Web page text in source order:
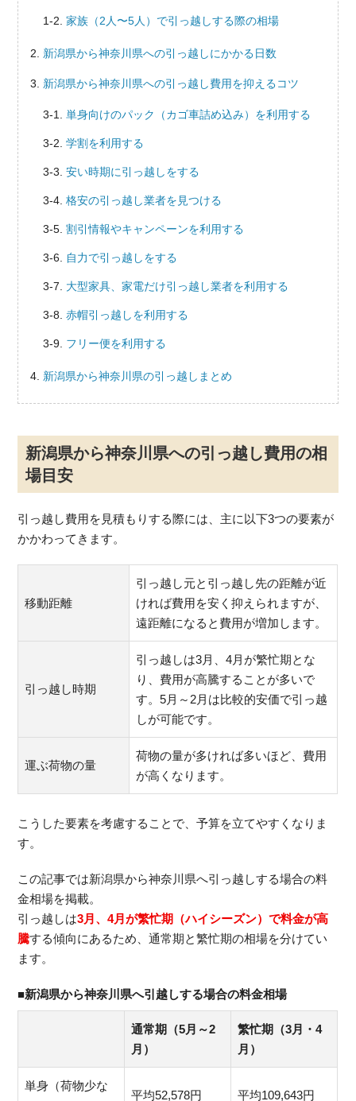
家族（2人〜5人）で引っ越しする際の相場
新潟県から神奈川県への引っ越しにかかる日数
新潟県から神奈川県への引っ越し費用を抑えるコツ
単身向けのパック（カゴ車詰め込み）を利用する
学割を利用する
安い時期に引っ越しをする
格安の引っ越し業者を見つける
割引情報やキャンペーンを利用する
自力で引っ越しをする
大型家具、家電だけ引っ越し業者を利用する
赤帽引っ越しを利用する
フリー便を利用する
新潟県から神奈川県の引っ越しまとめ
新潟県から神奈川県への引っ越し費用の相
場目安
引っ越し費用を見積もりする際には、主に以下3つの要素が
かかわってきます。
移動距離
引っ越し元と引っ越し先の距離が近
ければ費用を安く抑えられますが、
遠距離になると費用が増加します。
引っ越し時期
引っ越しは3月、4月が繁忙期とな
り、費用が高騰することが多いで
す。5月～2月は比較的安価で引っ越
しが可能です。
運ぶ荷物の量
荷物の量が多ければ多いほど、費用
が高くなります。
こうした要素を考慮することで、予算を立てやすくなりま
す。
この記事では新潟県から神奈川県へ引っ越しする場合の料
金相場を掲載。
引っ越しは3月、4月が繁忙期（ハイシーズン）で料金が高
騰する傾向にあるため、通常期と繁忙期の相場を分けてい
ます。
■新潟県から神奈川県へ引越しする場合の料金相場
通常期（5月～2
月）
繁忙期（3月・4
月）
単身（荷物少な
平均52,578円 平均109,643円